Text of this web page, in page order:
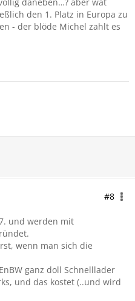
den 1. Platz in Europa zu
- der blöde Michel zahlt es
#8
und werden mit
wenn man sich die
ganz doll Schnelllader
und das kostet (..und wird